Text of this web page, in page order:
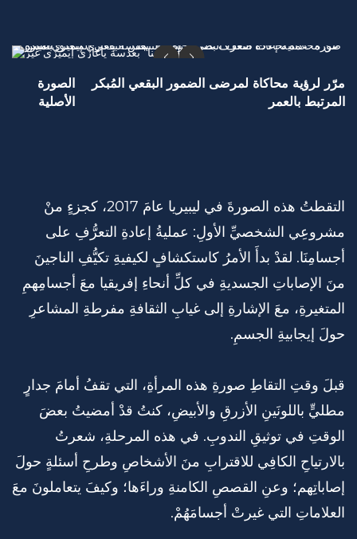
مرّر لرؤية محاكاة لمرضى الضمور البقعي المُبكر
المرتبط بالعمر
الصورة
الأصلية
التقطتُ هذه الصورةَ في ليبيريا عامَ 2017، كجزءٍ منْ
مشروعِي الشخصيِّ الأولِ: عمليةُ إعادةِ التعرُّفِ على
أجسامِنَا. لقدْ بدأَ الأمرُ كاستكشافٍ لكيفيةِ تكيُّفِ الناجينَ
منَ الإصاباتِ الجسديةِ في كلِّ أنحاءِ إفريقيا معَ أجسامِهمِ
المتغيرةِ، معَ الإشارةِ إلى غيابِ الثقافةِ مفرطةِ المشاعرِ
حولَ إيجابيةِ الجسمِ.
قبلَ وقتِ التقاطِ صورةِ هذه المرأةِ، التي تقفُ أمامَ جدارٍ
مطليٍّ باللونَينِ الأزرقِ والأبيضِ، كنتُ قدْ أمضيتُ بعضَ
الوقتِ في توثيقِ الندوبِ. في هذه المرحلةِ، شعرتُ
بالارتياحِ الكافِي للاقترابِ منَ الأشخاصِ وطرحِ أسئلةٍ حولَ
إصاباتِهم؛ وعنِ القصصِ الكامنةِ وراءَها؛ وكيفَ يتعاملونَ معَ
العلاماتِ التي غيرتْ أجسامَهُمْ.